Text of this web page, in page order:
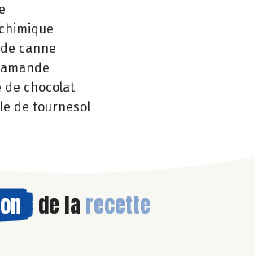
canne
de chocolat
de tournesol
de la recette